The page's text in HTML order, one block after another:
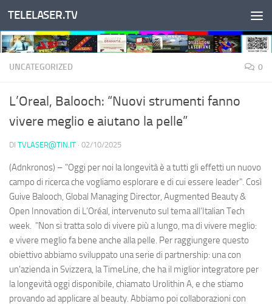
Salta al contenuto
TELELASER.TV
UNCATEGORIZED 0
L’Oreal, Balooch: “Nuovi strumenti fanno
vivere meglio e aiutano la pelle”
DI TVLASER@TIN.IT · 02/10/2025
(Adnkronos) – "Oggi per noi la longevità è a tutti gli effetti un nuovo
campo di ricerca che vogliamo esplorare e di cui essere leader". Così
Guive Balooch, Global Managing Director, Augmented Beauty &
Open Innovation di L’Oréal, intervenuto sul tema all’Italian Tech
week. "Non si tratta solo di vivere più a lungo, ma di vivere meglio:
e vivere meglio fa bene anche alla pelle. Per raggiungere questo
obiettivo abbiamo sviluppato una serie di partnership: una con
un'azienda in Svizzera, la TimeLine, che ha il miglior integratore per
la longevità oggi disponibile, chiamato Urolithin A, e che stiamo
provando ad applicare al beauty. Abbiamo poi collaborazioni con